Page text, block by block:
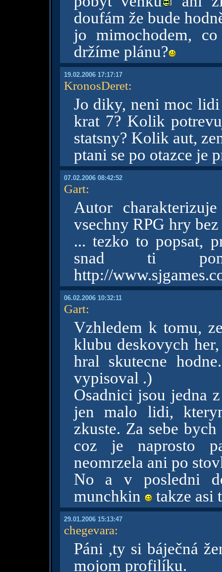
doufám že bude
jo mimochodem,
držíme plánu?
19.02.2006 17:17:17
KronosDeret:
Jo diky, neni moc
krat 7? Kolik
statsny? Kolik aut,
ptani se po otazce je
07.02.2006 08:42:52
Gart:
Autor
vsechny RPG hry
... tezko to popsat,
snad ti
http://
06.02.2006 10:32:11
Gart:
Vzhledem k tomu,
klubu deskovych
hral skutecne
vypisoval .)
Osadnici jsou jedna
jen malo lidi,
zkuste. Za sebe
coz je naprosto
neomrzela ani po
No a v posledni
munchkin
takze asi
29.01.2006 15:13:47
chegevara:
Páni ,ty si báječná
mojom profilíku.